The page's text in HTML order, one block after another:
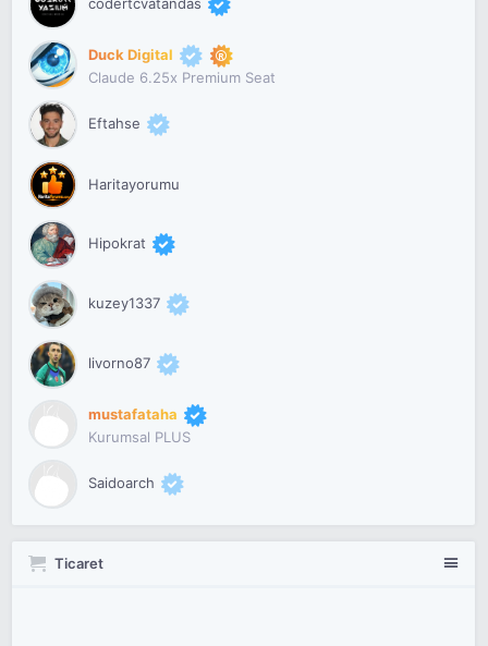
Duck Digital
Claude 6.25x Premium Seat
Eftahse
Haritayorumu
Hipokrat
kuzey1337
livorno87
mustafataha
Kurumsal PLUS
Saidoarch
Ticaret